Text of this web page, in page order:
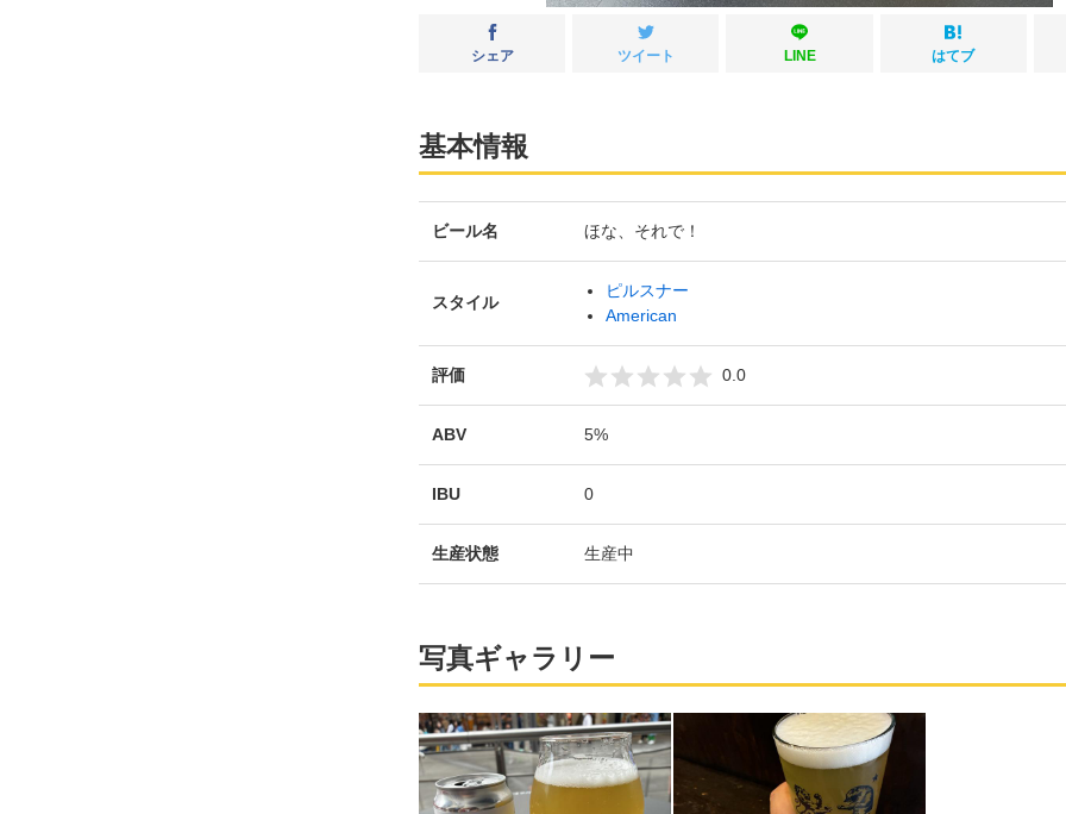
シェア ツイート LINE はてブ
基本情報
ビール名 ほな、それで！
スタイル
ピルスナー
American
評価 0.0
ABV 5%
IBU 0
生産状態 生産中
写真ギャラリー